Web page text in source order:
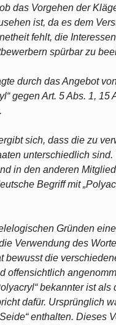
das Vorgehen der
ist, da es dem
fehlt, die
spürbar zu
durch das Angebot
gegen Art. 5 Abs. 1, 15
sich, dass die zu
unterschiedlich
in den anderen
Begriff mit
Gründen
Verwendung des
bewusst die
offensichtlich
bekannter ist als
dafür. Ursprünglich
enthalten. Dieses